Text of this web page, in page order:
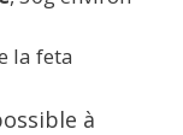
la feta
à